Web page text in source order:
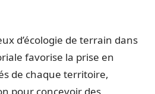
d’écologie de terrain dans
favorise la prise en
de chaque territoire,